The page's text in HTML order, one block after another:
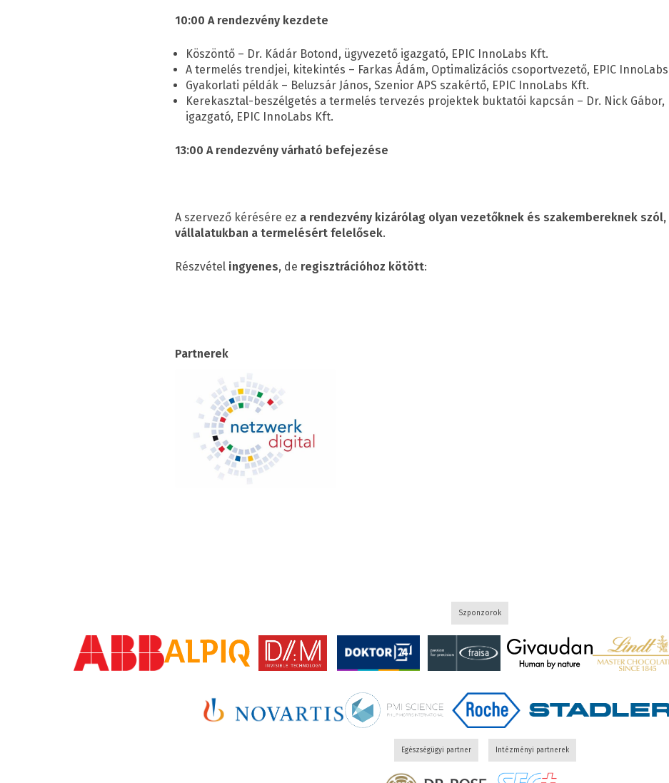
10:00 A rendezvény kezdete
Köszöntő – Dr. Kádár Botond, ügyvezető igazgató, EPIC InnoLabs Kft.
A termelés trendjei, kitekintés – Farkas Ádám, Optimalizációs csoportvezető, EPIC
Gyakorlati példák – Beluzsár János, Szenior APS szakértő, EPIC InnoLabs Kft.
Kerekasztal-beszélgetés a termelés tervezés projektek buktatói kapcsán – Dr. Nick
igazgató, EPIC InnoLabs Kft.
13:00 A rendezvény várható befejezése
A szervező kérésére ez a rendezvény kizárólag olyan vezetőknek és szakembereknek
vállalatukban a termelésért felelősek.
Részvétel ingyenes, de regisztrációhoz kötött:
Partnerek
Szponzorok
Egészségügyi partner Intézményi partnerek